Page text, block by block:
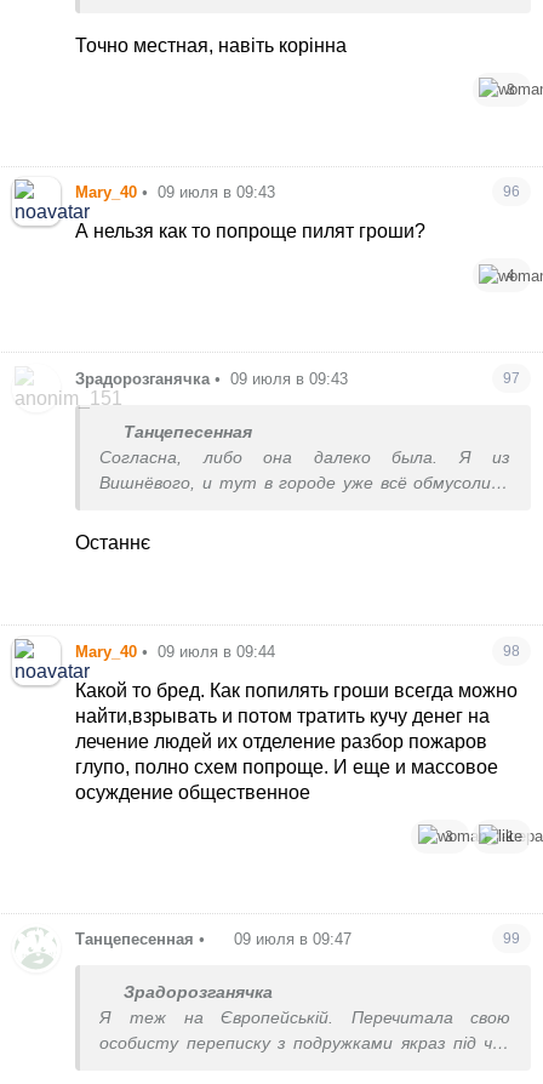
Точно местная, навіть корінна
3
Mary_40 • 09 июля в 09:43 96
А нельзя как то попроще пилят гроши?
4
Зрадорозганячка • 09 июля в 09:43 97
Танцепесенная
Согласна, либо она далеко была. Я из
Вишнёвого, и тут в городе уже всё обмусолили
доказать, что всё сразу произошло и ничего
Останнє
Mary_40 • 09 июля в 09:44 98
Какой то бред. Как попилять гроши всегда можно
найти,взрывать и потом тратить кучу денег на
лечение людей их отделение разбор пожаров
глупо, полно схем попроще. И еще и массовое
осуждение общественное
3 1
Танцепесенная • 09 июля в 09:47 99
Зрадорозганячка
Я теж на Європейській. Перечитала свою
особисту переписку з подружками якраз під час